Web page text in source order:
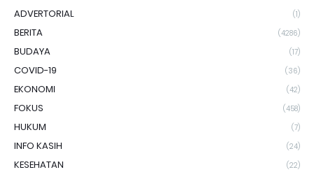
ADVERTORIAL (1)
BERITA (4286)
BUDAYA (17)
COVID-19 (36)
EKONOMI (42)
FOKUS (458)
HUKUM (7)
INFO KASIH (24)
KESEHATAN (22)